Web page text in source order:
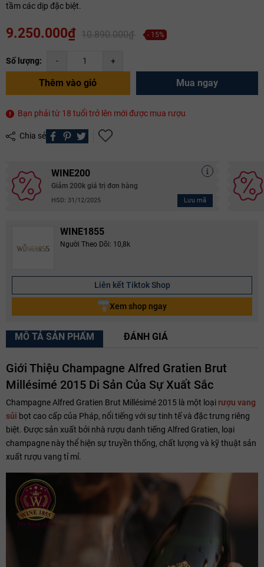
tầm các dịp đặc biệt.
9.250.000₫ 10.890.000₫ - 15%
Số lượng: - +
Thêm vào giỏ Mua ngay
Bạn phải từ 18 tuổi trở lên mới được mua rượu
Chia sẻ
WINE200
Giảm 200k giá trị đơn hàng
HSD: 31/12/2025 Lưu mã
WINE1855
Người Theo Dõi: 10,8k
Liên kết Tiktok Shop
Xem shop ngay
MÔ TẢ SẢN PHẨM ĐÁNH GIÁ
Giới Thiệu Champagne Alfred Gratien Brut
Millésimé 2015 Di Sản Của Sự Xuất Sắc
Champagne Alfred Gratien Brut Millésimé 2015 là một loại rượu vang
sủi bọt cao cấp của Pháp, nổi tiếng với sự tinh tế và đặc trưng riêng
biệt. Được sản xuất bởi nhà rượu danh tiếng Alfred Gratien, loại
champagne này thể hiện sự truyền thống, chất lượng và kỹ thuật sản
xuất rượu vang tỉ mỉ.